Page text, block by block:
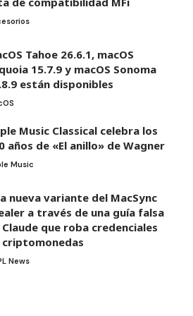
Tahoe 26.6.1, macOS
15.7.9 y macOS Sonoma
están disponibles
Music Classical celebra los
años de «El anillo» de Wagner
Music
nueva variante del MacSync
a través de una guía falsa
Claude que roba credenciales
criptomonedas
News